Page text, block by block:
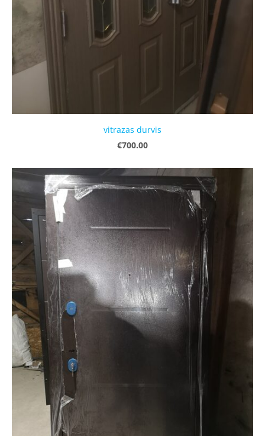
vitrazas durvis
€700.00